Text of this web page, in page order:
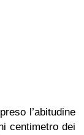
l’abitudine
centimetro dei